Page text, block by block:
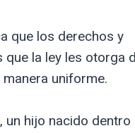
que los derechos y
que la ley les otorga
uniforme.
un hijo nacido dentro